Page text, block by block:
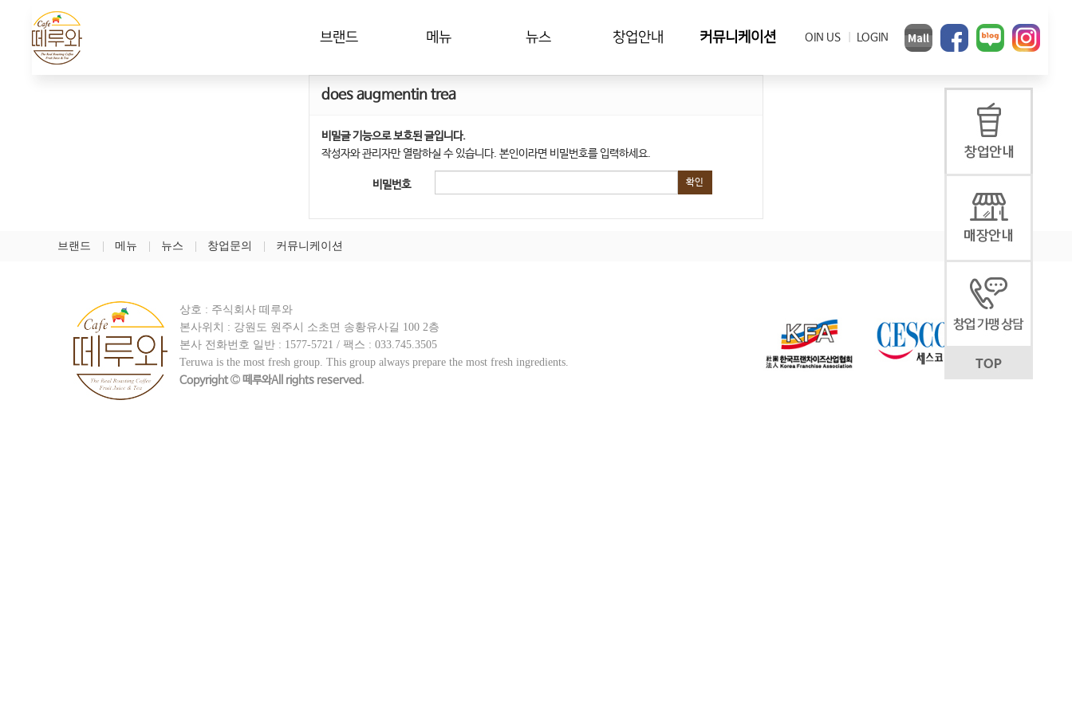
브랜드 메뉴 뉴스 창업안내 커뮤니케이션 JOIN US LOGIN
does augmentin trea
비밀글 기능으로 보호된 글입니다.
작성자와 관리자만 열람하실 수 있습니다. 본인이라면 비밀번호를 입력하세요.
비밀번호 확인
브랜드 메뉴 뉴스 창업문의 커뮤니케이션
상호 : 주식회사 떼루와
본사위치 : 강원도 원주시 소초면 송황유사길 100 2층
본사 전화번호 일반 : 1577-5721 / 팩스 : 033.745.3505
Teruwa is the most fresh group. This group always prepare the most fresh ingredients.
Copyright 떼루와All rights reserved.